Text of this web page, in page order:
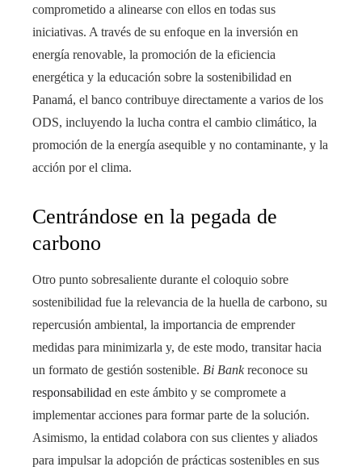
comprometido a alinearse con ellos en todas sus
iniciativas. A través de su enfoque en la inversión en
energía renovable, la promoción de la eficiencia
energética y la educación sobre la sostenibilidad en
Panamá, el banco contribuye directamente a varios de los
ODS, incluyendo la lucha contra el cambio climático, la
promoción de la energía asequible y no contaminante, y la
acción por el clima.
Centrándose en la pegada de
carbono
Otro punto sobresaliente durante el coloquio sobre
sostenibilidad fue la relevancia de la huella de carbono, su
repercusión ambiental, la importancia de emprender
medidas para minimizarla y, de este modo, transitar hacia
un formato de gestión sostenible. Bi Bankreconoce su
responsabilidad en este ámbito y se compromete a
implementar acciones para formar parte de la solución.
Asimismo, la entidad colabora con sus clientes y aliados
para impulsar la adopción de prácticas sostenibles en sus